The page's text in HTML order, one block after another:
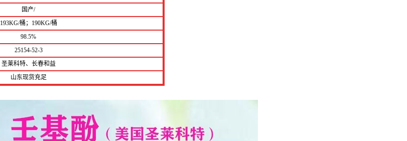
国产/
193KG/桶；
190KG/桶
98.5%
25154-52-3
圣莱科特、长春和益
山东现货充足